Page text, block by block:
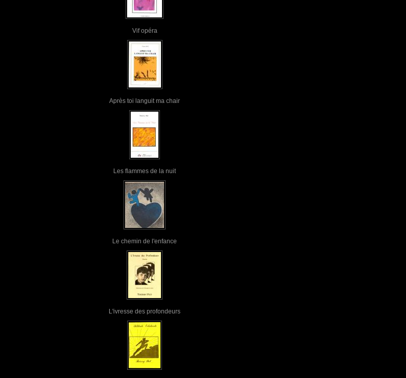
Vif opéra
Après toi languit ma chair
Les flammes de la nuit
Le chemin de l'enfance
L'ivresse des profondeurs